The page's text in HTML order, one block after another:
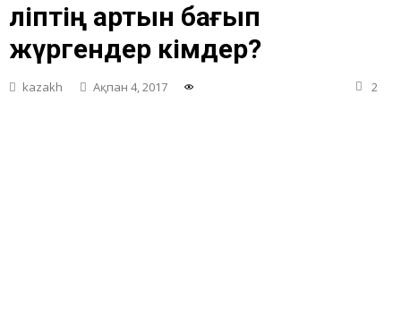
Әліптің артын бағып
жүргендер кімдер?
kazakh Ақпан 4, 2017 2